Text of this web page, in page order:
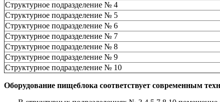
Структурное подразделение № 4
Структурное подразделение № 5
Структурное подразделение № 6
Структурное подразделение № 7
Структурное подразделение № 8
Структурное подразделение № 9
Структурное подразделение № 10
Оборудование пищеблока соответствует современным